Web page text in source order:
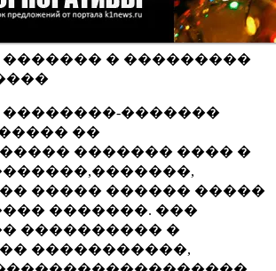
������� � ���������
�������
��
������� ���� �
����� ������ �����
�������. ���
���������� �
�����������,